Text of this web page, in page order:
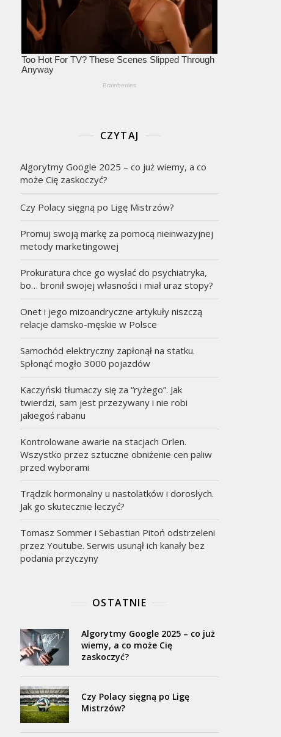
CZYTAJ
Algorytmy Google 2025 – co już wiemy, a co
może Cię zaskoczyć?
Czy Polacy sięgną po Ligę Mistrzów?
Promuj swoją markę za pomocą nieinwazyjnej
metody marketingowej
Prokuratura chce go wysłać do psychiatryka,
bo… bronił swojej własności i miał uraz stopy?
Onet i jego mizoandryczne artykuły niszczą
relacje damsko-męskie w Polsce
Samochód elektryczny zapłonął na statku.
Spłonąć mogło 3000 pojazdów
Kaczyński tłumaczy się za “ryżego”. Jak
twierdzi, sam jest przezywany i nie robi
jakiegoś rabanu
Kontrolowane awarie na stacjach Orlen.
Wszystko przez sztuczne obniżenie cen paliw
przed wyborami
Trądzik hormonalny u nastolatków i dorosłych.
Jak go skutecznie leczyć?
Tomasz Sommer i Sebastian Pitoń odstrzeleni
przez Youtube. Serwis usunął ich kanały bez
podania przyczyny
OSTATNIE
Algorytmy Google 2025 – co już
wiemy, a co może Cię
zaskoczyć?
Czy Polacy sięgną po Ligę
Mistrzów?